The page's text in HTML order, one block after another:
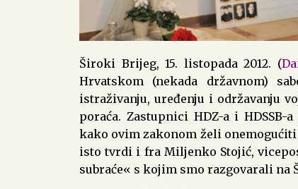
Široki Brijeg, 15. listopada 2012. (
Hrvatskom (nekada državnom)
istraživanju, uređenju i održavanju
poraća. Zastupnici HDZ-a i
kako ovim zakonom želi
isto tvrdi i fra Miljenko Stojić,
subraće« s kojim smo razgovarali na